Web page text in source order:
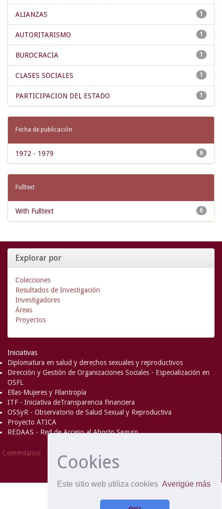
Cookies
Este sitio web utiliza cookies Averigüe más
1
ALIANZAS
1
AUTORITARISMO
1
BUROCRACIA
1
CLASES SOCIALES
1
PARTICIPACION DEL ESTADO
Fecha de publicación
6
1972 - 1979
Fulltext
6
With Fulltext
Explorar por
Colecciones
Resultados de Investigación
Investigadores
Áreas
Proyectos
Iniciativas
Diplomatura en salud y derechos sexuales y reproductivos
Dirección y Gestión de Organizaciones Sociales - Especialización en
OSFL
Ellas-Mujeres y Filantropía
ITF - Iniciativa deTransparencia Financiera
OSSyR - Observatorio de Salud Sexual y Reproductiva
Proyecto ATICA
REDAAS - Red de Acceso al Aborto Seguro
Comentarios
2008 MITandHewlett-Packard
- Extensión mantenida y